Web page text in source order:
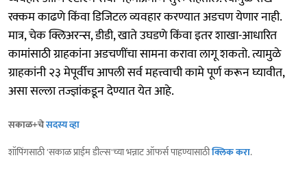
रक्कम काढणे किंवा डिजिटल व्यवहार करण्यात अडचण येणार नाही.
मात्र, चेक क्लिअरन्स, डीडी, खाते उघडणे किंवा इतर शाखा-आधारित
कामांसाठी ग्राहकांना अडचणींचा सामना करावा लागू शकतो. त्यामुळे
ग्राहकांनी २३ मेपूर्वीच आपली सर्व महत्त्वाची कामे पूर्ण करून घ्यावीत,
असा सल्ला तज्ज्ञांकडून देण्यात येत आहे.
सकाळ+चेसदस्य व्हा
शॉपिंगसाठी 'सकाळ प्राईम डील्स'च्या भन्नाट ऑफर्स पाहण्यासाठीक्लिक करा.